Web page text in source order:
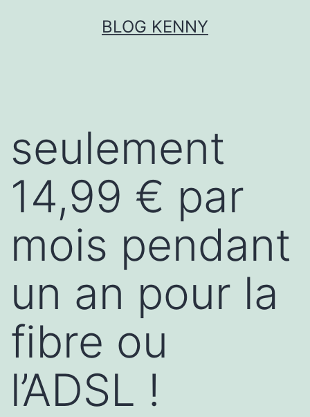
BLOG KENNY
seulement
14,99 € par
mois pendant
un an pour la
fibre ou
l’ADSL !